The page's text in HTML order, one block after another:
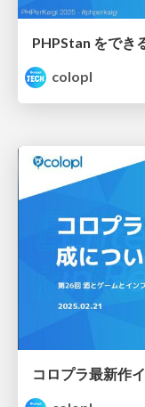
PHPStan をでき
colopl
コロプラ最新作